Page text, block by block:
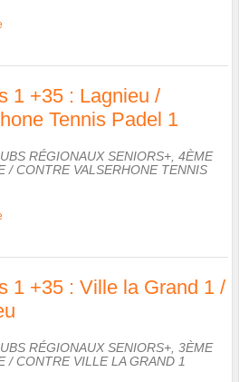
1 +35 : Lagnieu /
Tennis Padel 1
RÉGIONAUX SENIORS+, 4ÈME
/ CONTRE VALSERHONE TENNIS
1 +35 : Ville la Grand 1 /
RÉGIONAUX SENIORS+, 3ÈME
/ CONTRE VILLE LA GRAND 1